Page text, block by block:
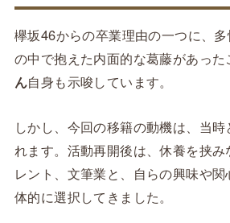
欅坂46からの卒業理由の一つに、
の中で抱えた内面的な葛藤があった
ん自身も示唆しています。
しかし、今回の移籍の動機は、当
れます。活動再開後は、休養を挟
レント、文筆業と、自らの興味や
体的に選択してきました。